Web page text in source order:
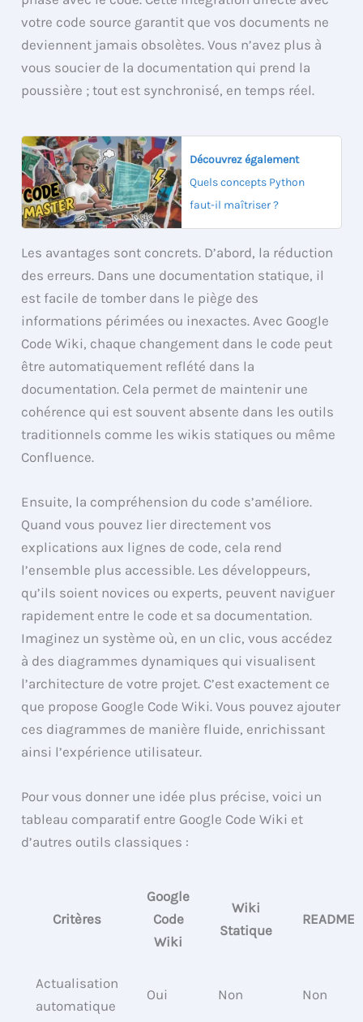
votre code source garantit que vos documents ne
deviennent jamais obsolètes. Vous n’avez plus à
vous soucier de la documentation qui prend la
poussière ; tout est synchronisé, en temps réel.
Découvrez également
Quels concepts Python
faut-il maîtriser ?
Les avantages sont concrets. D’abord, la réduction
des erreurs. Dans une documentation statique, il
est facile de tomber dans le piège des
informations périmées ou inexactes. Avec Google
Code Wiki, chaque changement dans le code peut
être automatiquement reflété dans la
documentation. Cela permet de maintenir une
cohérence qui est souvent absente dans les outils
traditionnels comme les wikis statiques ou même
Confluence.
Ensuite, la compréhension du code s’améliore.
Quand vous pouvez lier directement vos
explications aux lignes de code, cela rend
l’ensemble plus accessible. Les développeurs,
qu’ils soient novices ou experts, peuvent naviguer
rapidement entre le code et sa documentation.
Imaginez un système où, en un clic, vous accédez
à des diagrammes dynamiques qui visualisent
l’architecture de votre projet. C’est exactement ce
que propose Google Code Wiki. Vous pouvez ajouter
ces diagrammes de manière fluide, enrichissant
ainsi l’expérience utilisateur.
Pour vous donner une idée plus précise, voici un
tableau comparatif entre Google Code Wiki et
d’autres outils classiques :
Critères
Google
Code
Wiki
Wiki
Statique
README
Actualisation
automatique
Oui Non Non